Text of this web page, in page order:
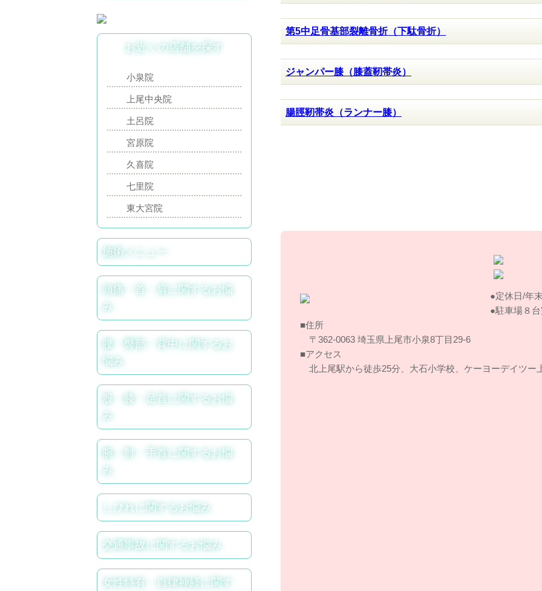
第5中足骨基部裂離骨折（下駄骨折）
ジャンパー膝（膝蓋靭帯炎）
腸脛靭帯炎（ランナー膝）
定休日/年
駐車場８
住所
〒362-0063 埼玉県上尾市小泉8丁目29‐6
アクセス
北上尾駅から徒歩25分、大石小学校、ケーヨーデイツー
お近くの店舗を探す
小泉院
上尾中央院
土呂院
宮原院
久喜院
七里院
東大宮院
施術メニュー
頭痛・首・肩に関するお悩
み
腰・臀部・背中に関するお
悩み
股・膝・足首に関するお悩
み
腕・肘・手首に関するお悩
み
しびれに関するお悩み
交通事故に関するお悩み
女性特有・自律神経に関す